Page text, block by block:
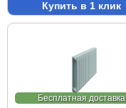
Купить в 1 клик
Бесплатная доставка